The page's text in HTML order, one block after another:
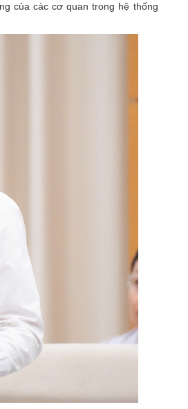
của các cơ quan trong hệ thống